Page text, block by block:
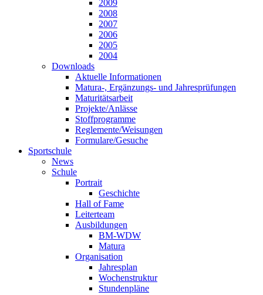
2009
2008
2007
2006
2005
2004
Downloads
Aktuelle Informationen
Matura-, Ergänzungs- und Jahresprüfungen
Maturitätsarbeit
Projekte/Anlässe
Stoffprogramme
Reglemente/Weisungen
Formulare/Gesuche
Sportschule
News
Schule
Portrait
Geschichte
Hall of Fame
Leiterteam
Ausbildungen
BM-WDW
Matura
Organisation
Jahresplan
Wochenstruktur
Stundenpläne